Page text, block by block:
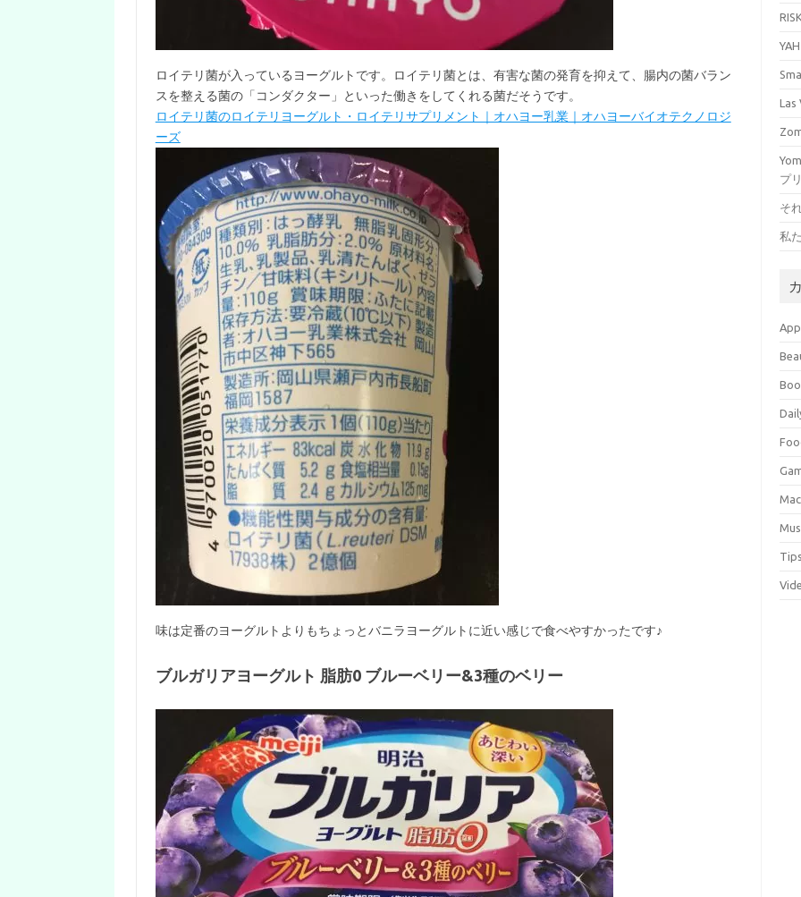
ロイテリ菌が入っているヨーグルトです。ロイテリ菌とは、有害な菌の発育を抑えて、腸内の菌バラン
スを整える菌の「コンダクター」といった働きをしてくれる菌だそうです。
ロイテリ菌のロイテリヨーグルト・ロイテリサプリメント｜オハヨー乳業｜オハヨーバイオテクノロジ
ーズ
味は定番のヨーグルトよりもちょっとバニラヨーグルトに近い感じで食べやすかったです♪
ブルガリアヨーグルト 脂肪0 ブルーベリー&3種のベリー
Las
プリ
そ
私
App
Mac
Tips